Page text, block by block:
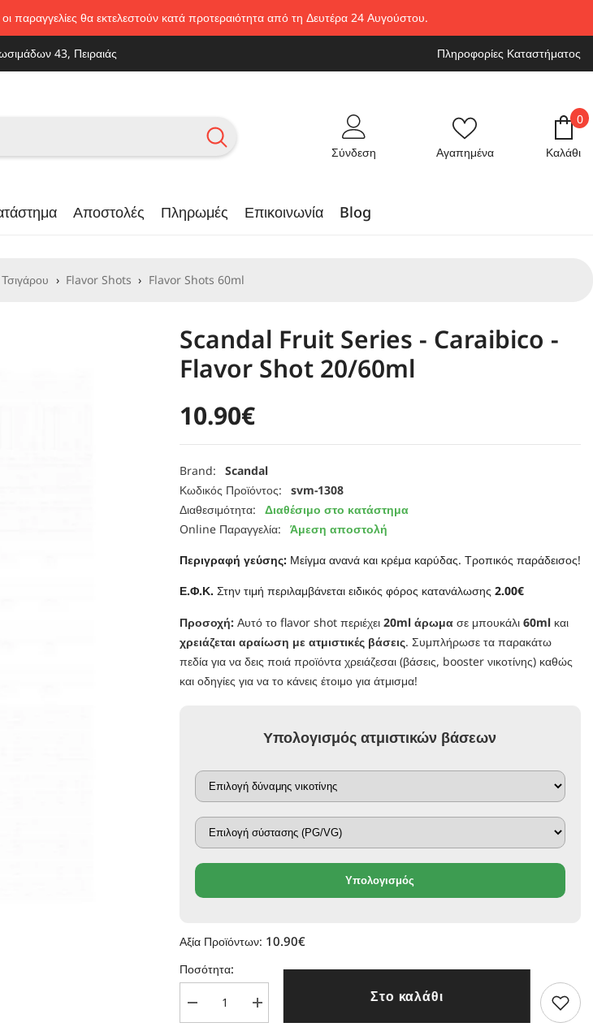
παραγγελίες θα εκτελεστούν κατά προτεραιότητα από τη Δευτέρα 24 Αυγούστου.
43, Πειραιάς Πληροφορίες Καταστήματος
Σύνδεση Αγαπημένα Καλάθι
00
Αποστολές Πληρωμές Επικοινωνία Blog
› Flavor Shots › Flavor Shots 60ml
Scandal Fruit Series - Caraibico -
Flavor Shot 20/60ml
10.90€
Brand:
Scandal
Κωδικός Προϊόντος:
svm-1308
Διαθεσιμότητα:
Διαθέσιμο στο κατάστημα
Online Παραγγελία:
Άμεση αποστολή
Περιγραφή γεύσης: Μείγμα ανανά και κρέμα καρύδας. Τροπικός παράδεισος!
Ε.Φ.Κ. Στην τιμή περιλαμβάνεται ειδικός φόρος κατανάλωσης 2.00€
Προσοχή:Αυτό το flavor shot περιέχει 20ml άρωμασε μπουκάλι 60mlκαι
χρειάζεται αραίωση με ατμιστικές βάσεις. Συμπλήρωσε τα παρακάτω
πεδία για να δεις ποιά προϊόντα χρειάζεσαι (βάσεις, booster νικοτίνης) καθώς
και οδηγίες για να το κάνεις έτοιμο για άτμισμα!
Υπολογισμός ατμιστικών βάσεων
Υπολογισμός
Αξία Προϊόντων: 10.90€
Ποσότητα:
Μείωση
ποσότητας
Αύξηση
ποσότητας
Στο καλάθι